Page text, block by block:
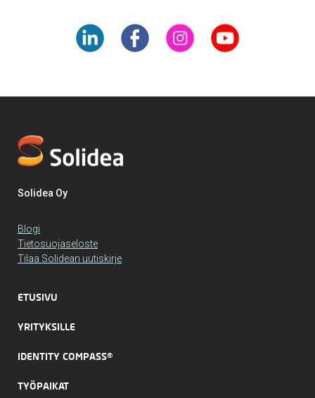
Solidea Oy
Blogi
Tietosuojaseloste
Tilaa Solidean uutiskirje
ETUSIVU
YRITYKSILLE
IDENTITY COMPASS®
TYÖPAIKAT